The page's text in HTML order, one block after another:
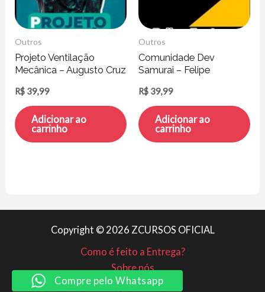
Outros
Projeto Ventilação
Mecânica – Augusto Cruz
R$ 39,99
Adicionar ao
carrinho
Outros
Comunidade Dev
Samurai – Felipe
R$ 39,99
Adicionar ao
carrinho
Copyright © 2026 ZCURSOS OFICIAL
Como é feito a Entrega?
Sobre nós
Minha conta
Compre pelo Whatsapp